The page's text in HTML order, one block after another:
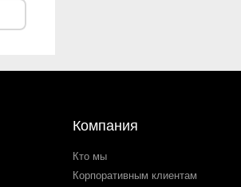
Компания
Кто мы
Корпоративным клиентам